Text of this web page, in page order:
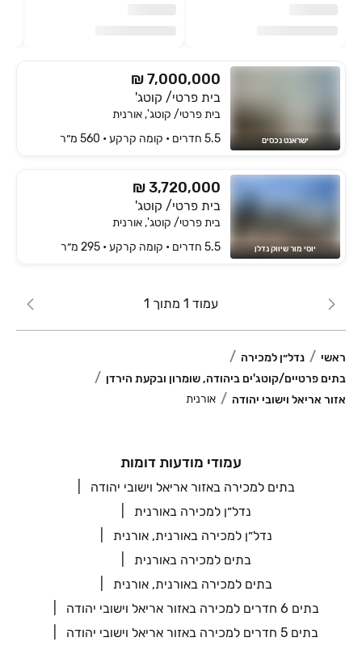
ישראנט נכסים
₪ 7,000,000
בית פרטי/ קוטג'
בית פרטי/ קוטג', אורנית
5.5 חדרים • קומה ‎קרקע‏ • 560 מ״ר
יוסי מור שיווק נדלן
₪ 3,720,000
בית פרטי/ קוטג'
בית פרטי/ קוטג', אורנית
5.5 חדרים • קומה ‎קרקע‏ • 295 מ״ר
עמוד 1 מתוך 1
ראשי
נדל״ן למכירה
בתים פרטיים/קוטג'ים ביהודה, שומרון ובקעת הירדן
אזור אריאל וישובי יהודה
אורנית
עמודי מודעות דומות
בתים למכירה באזור אריאל וישובי יהודה
נדל״ן למכירה באורנית
נדל״ן למכירה באורנית, אורנית
בתים למכירה באורנית
בתים למכירה באורנית, אורנית
בתים 6 חדרים למכירה באזור אריאל וישובי יהודה
בתים 5 חדרים למכירה באזור אריאל וישובי יהודה